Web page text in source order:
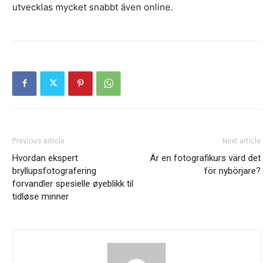
utvecklas mycket snabbt även online.
Previous article
Hvordan ekspert
bryllupsfotografering
forvandler spesielle øyeblikk til
tidløse minner
Next article
Är en fotografikurs värd det
för nybörjare?